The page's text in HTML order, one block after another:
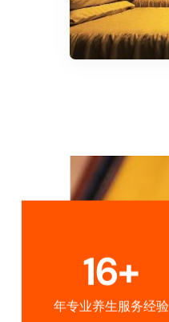
16+
年专业养生服务经验